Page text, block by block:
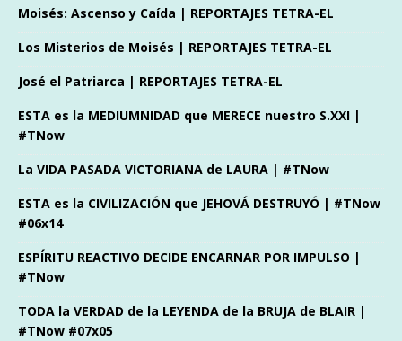
Moisés: Ascenso y Caída | REPORTAJES TETRA-EL
Los Misterios de Moisés | REPORTAJES TETRA-EL
José el Patriarca | REPORTAJES TETRA-EL
ESTA es la MEDIUMNIDAD que MERECE nuestro S.XXI |
#TNow
La VIDA PASADA VICTORIANA de LAURA | #TNow
ESTA es la CIVILIZACIÓN que JEHOVÁ DESTRUYÓ | #TNow
#06x14
ESPÍRITU REACTIVO DECIDE ENCARNAR POR IMPULSO |
#TNow
TODA la VERDAD de la LEYENDA de la BRUJA de BLAIR |
#TNow #07x05